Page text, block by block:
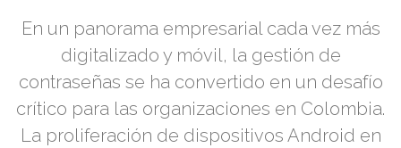
En un panorama empresarial cada vez más
digitalizado y móvil, la gestión de
contraseñas se ha convertido en un desafío
crítico para las organizaciones en Colombia.
La proliferación de dispositivos Android en